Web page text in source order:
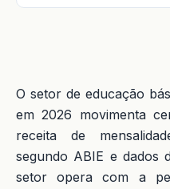
O setor de educação
em 2026 movimenta
receita de
segundo ABIE e dados
setor opera com a